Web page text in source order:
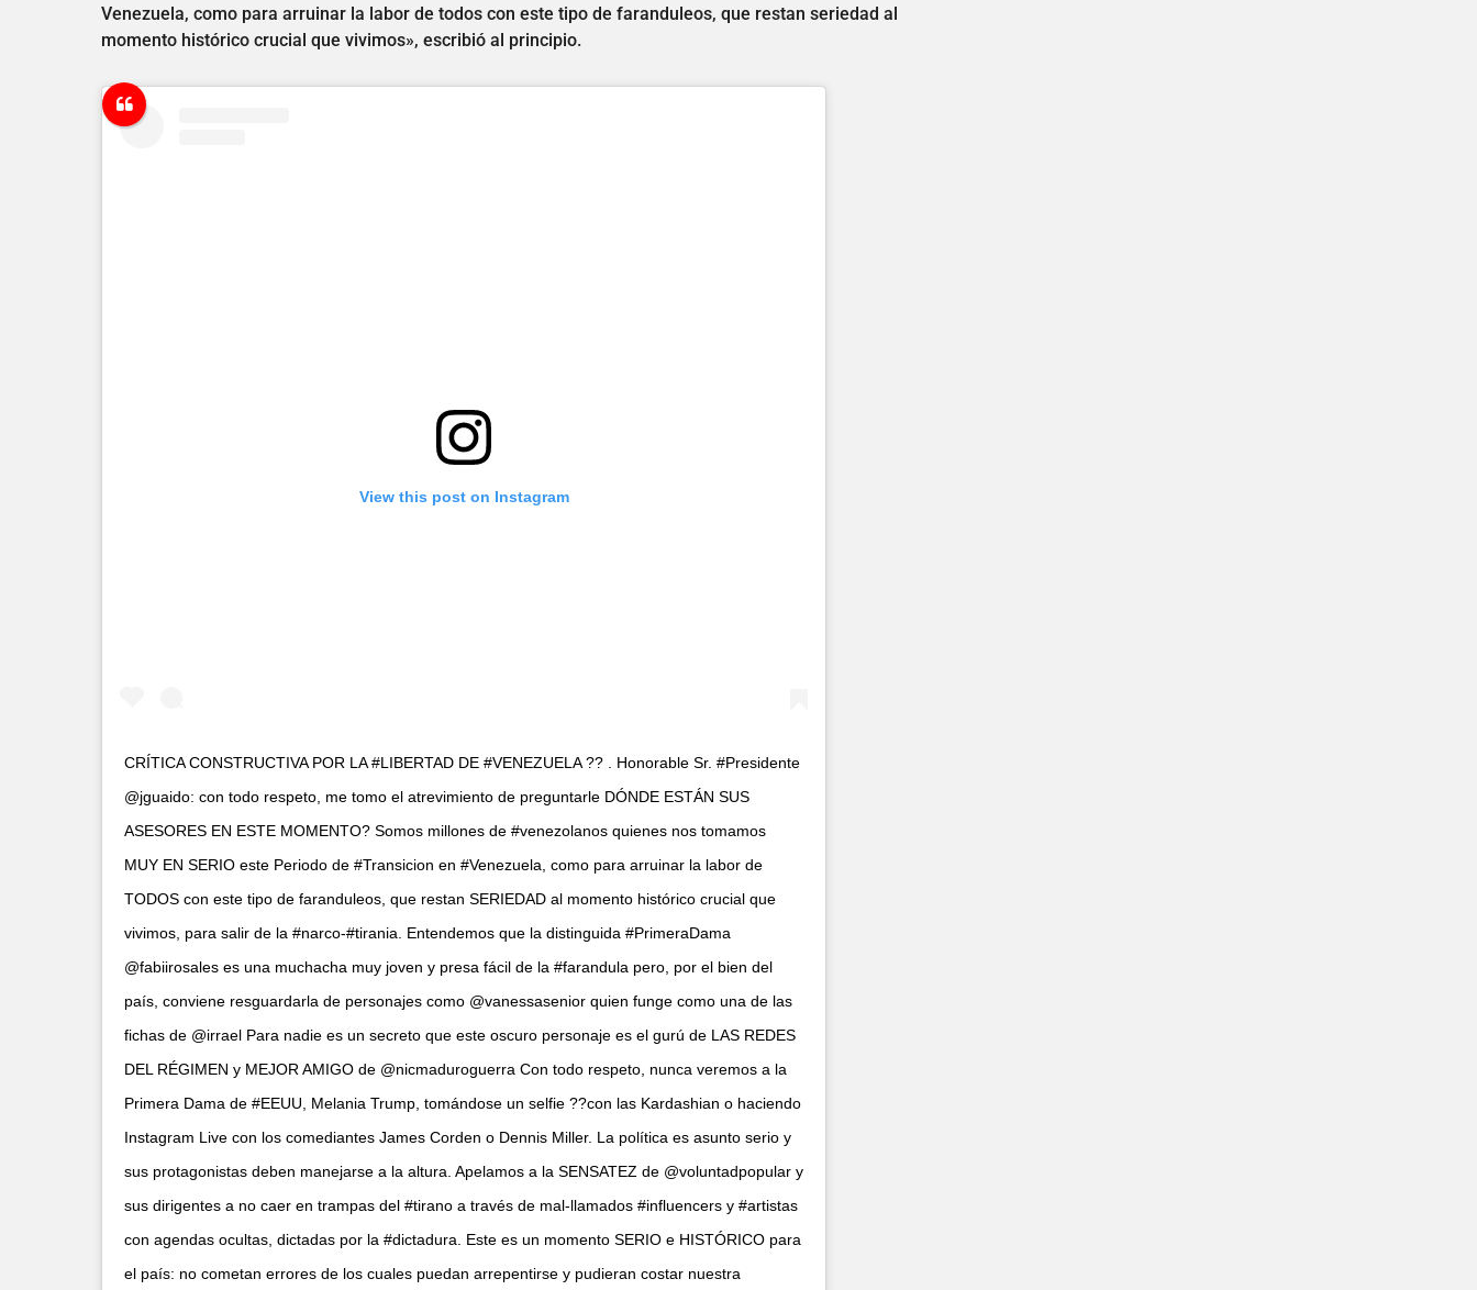
Venezuela, como para arruinar la labor de todos con este tipo de faranduleos, que restan seriedad al
momento histórico crucial que vivimos», escribió al principio.
View this post on Instagram
CRÍTICA CONSTRUCTIVA POR LA #LIBERTAD DE #VENEZUELA ?? . Honorable Sr. #Presidente
@jguaido: con todo respeto, me tomo el atrevimiento de preguntarle DÓNDE ESTÁN SUS
ASESORES EN ESTE MOMENTO? Somos millones de #venezolanos quienes nos tomamos
MUY EN SERIO este Periodo de #Transicion en #Venezuela, como para arruinar la labor de
TODOS con este tipo de faranduleos, que restan SERIEDAD al momento histórico crucial que
vivimos, para salir de la #narco-#tirania. Entendemos que la distinguida #PrimeraDama
@fabiirosales es una muchacha muy joven y presa fácil de la #farandula pero, por el bien del
país, conviene resguardarla de personajes como @vanessasenior quien funge como una de las
fichas de @irrael Para nadie es un secreto que este oscuro personaje es el gurú de LAS REDES
DEL RÉGIMEN y MEJOR AMIGO de @nicmaduroguerra Con todo respeto, nunca veremos a la
Primera Dama de #EEUU, Melania Trump, tomándose un selfie ??con las Kardashian o haciendo
Instagram Live con los comediantes James Corden o Dennis Miller. La política es asunto serio y
sus protagonistas deben manejarse a la altura. Apelamos a la SENSATEZ de @voluntadpopular y
sus dirigentes a no caer en trampas del #tirano a través de mal-llamados #influencers y #artistas
con agendas ocultas, dictadas por la #dictadura. Este es un momento SERIO e HISTÓRICO para
el país: no cometan errores de los cuales puedan arrepentirse y pudieran costar nuestra